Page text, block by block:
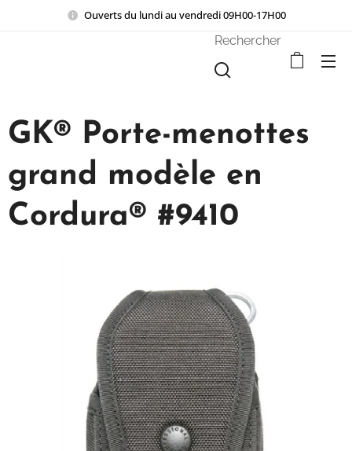
Ouverts du lundi au vendredi 09H00-17H00
Rechercher
GK® Porte-menottes
grand modèle en
Cordura® #9410